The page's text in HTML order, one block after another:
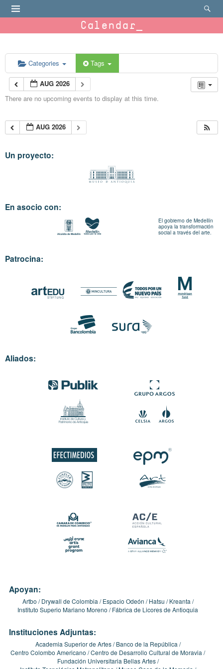
Calendar
Categories Tags
AUG 2026
There are no upcoming events to display at this time.
AUG 2026
Un proyecto:
En asocio con:
El gobierno de Medellín
apoya la transformación
social a través del arte.
Patrocina:
Aliados:
Apoyan:
Artbo Drywall de Colombia Espacio Odeón Hatsu
Kreanta
Instituto Superio Mariano Moreno
Fábrica de Licores de Antioquia
Instituciones Adjuntas:
Academia Superior de Artes
Banco de la República
Centro Colombo Americano Centro de Desarrollo Cultural de Moravia
Fundación Universitaria Bellas Artes